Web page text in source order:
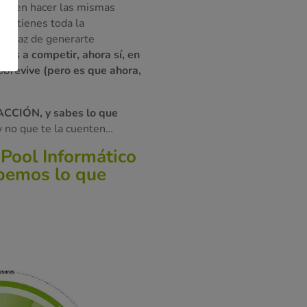
en hacer las mismas
tienes toda la
de generarte
a competir, ahora sí, en
(pero es que ahora,
y sabes lo que
no que te la cuenten…
Informático
lo que